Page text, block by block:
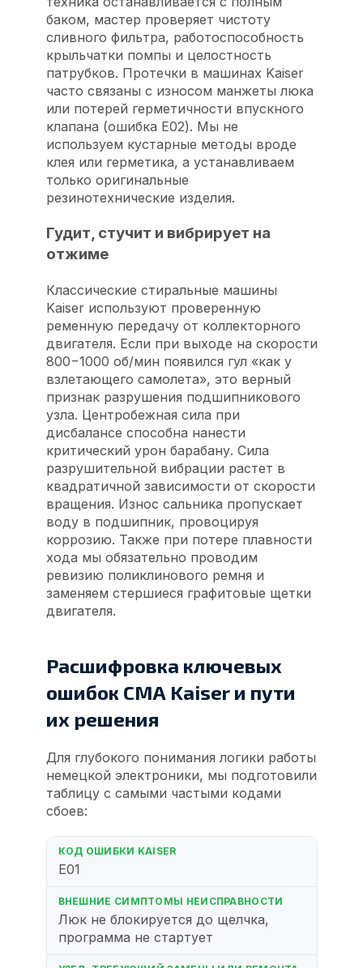
баком, мастер проверяет чистоту
сливного фильтра, работоспособность
крыльчатки помпы и целостность
патрубков. Протечки в машинах Kaiser
часто связаны с износом манжеты люка
или потерей герметичности впускного
клапана (ошибка E02). Мы не
используем кустарные методы вроде
клея или герметика, а устанавливаем
только оригинальные
резинотехнические изделия.
Гудит, стучит и вибрирует на
отжиме
Классические стиральные машины
Kaiser используют проверенную
ременную передачу от коллекторного
двигателя. Если при выходе на скорости
800−1000 об/мин появился гул «как у
взлетающего самолета», это верный
признак разрушения подшипникового
узла. Центробежная сила при
дисбалансе способна нанести
критический урон барабану. Сила
разрушительной вибрации растет в
квадратичной зависимости от скорости
вращения. Износ сальника пропускает
воду в подшипник, провоцируя
коррозию. Также при потере плавности
хода мы обязательно проводим
ревизию поликлинового ремня и
заменяем стершиеся графитовые щетки
двигателя.
Расшифровка ключевых
ошибок СМА Kaiser и пути
их решения
Для глубокого понимания логики работы
немецкой электроники, мы подготовили
таблицу с самыми частыми кодами
сбоев:
E01
Люк не блокируется до щелчка,
программа не стартует